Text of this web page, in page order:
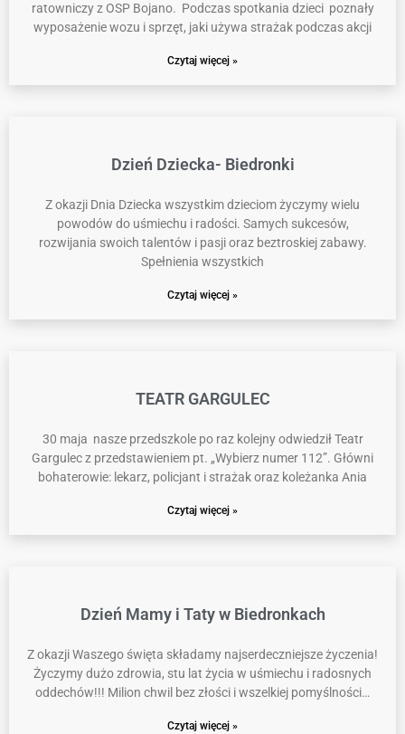
ratowniczy z OSP Bojano. Podczas spotkania dzieci poznały
wyposażenie wozu i sprzęt, jaki używa strażak podczas akcji
Czytaj więcej »
Dzień Dziecka- Biedronki
Z okazji Dnia Dziecka wszystkim dzieciom życzymy wielu
powodów do uśmiechu i radości. Samych sukcesów,
rozwijania swoich talentów i pasji oraz beztroskiej zabawy.
Spełnienia wszystkich
Czytaj więcej »
TEATR GARGULEC
30 maja nasze przedszkole po raz kolejny odwiedził Teatr
Gargulec z przedstawieniem pt. „Wybierz numer 112”. Główni
bohaterowie: lekarz, policjant i strażak oraz koleżanka Ania
Czytaj więcej »
Dzień Mamy i Taty w Biedronkach
Z okazji Waszego święta składamy najserdeczniejsze życzenia!
Życzymy dużo zdrowia, stu lat życia w uśmiechu i radosnych
oddechów!!! Milion chwil bez złości i wszelkiej pomyślności…
Czytaj więcej »